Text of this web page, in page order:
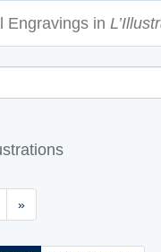
Engravings in
»